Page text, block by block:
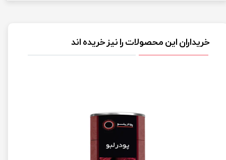
خریداران این محصولات را نیز خریده اند